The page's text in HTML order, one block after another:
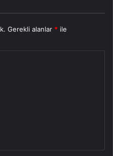
Gerekli alanlar * ile